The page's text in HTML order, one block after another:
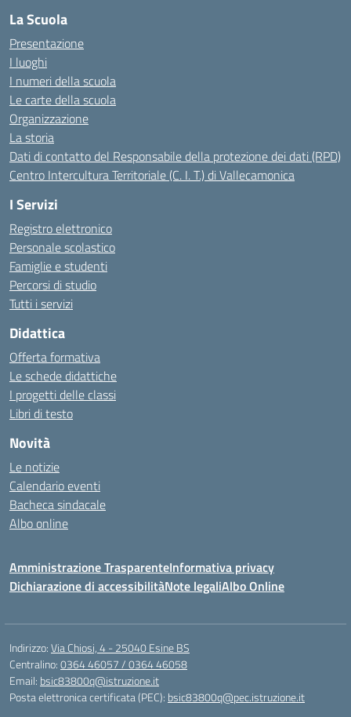
La Scuola
Presentazione
I luoghi
I numeri della scuola
Le carte della scuola
Organizzazione
La storia
Dati di contatto del Responsabile della protezione dei dati (RPD)
Centro Intercultura Territoriale (C. I. T.) di Vallecamonica
I Servizi
Registro elettronico
Personale scolastico
Famiglie e studenti
Percorsi di studio
Tutti i servizi
Didattica
Offerta formativa
Le schede didattiche
I progetti delle classi
Libri di testo
Novità
Le notizie
Calendario eventi
Bacheca sindacale
Albo online
Amministrazione TrasparenteInformativa privacy
Dichiarazione di accessibilitàNote legaliAlbo Online
Indirizzo:Via Chiosi, 4 - 25040 Esine BS
Centralino:0364 46057 / 0364 46058
Email: bsic83800q@istruzione.it
Posta elettronica certificata (PEC): bsic83800q@pec.istruzione.it